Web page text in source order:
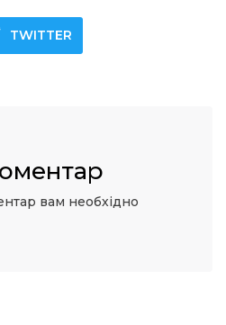
TWITTER
вам необхідно